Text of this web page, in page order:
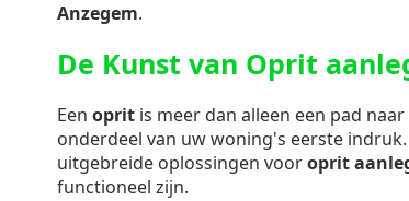
Anzegem.
De Kunst van Oprit
Een oprit is meer dan alleen een pad
onderdeel van uw woning's eerste
uitgebreide oplossingen vooroprit
functioneel zijn.